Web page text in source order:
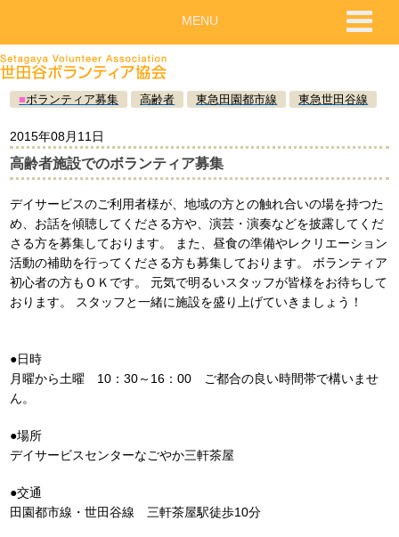
■ボランティア募集 高齢者 東急田園都市線 東急世田谷線
2015年08月11日
高齢者施設でのボランティア募集
デイサービスのご利用者様が、地域の方との触れ合いの場を持つた
め、お話を傾聴してくださる方や、演芸・演奏などを披露してくだ
さる方を募集しております。 また、昼食の準備やレクリエーション
活動の補助を行ってくださる方も募集しております。 ボランティア
初心者の方もＯＫです。 元気で明るいスタッフが皆様をお待ちして
おります。 スタッフと一緒に施設を盛り上げていきましょう！
●日時
月曜から土曜 10：30～16：00 ご都合の良い時間帯で構いませ
ん。
●場所
デイサービスセンターなごやか三軒茶屋
●交通
田園都市線・世田谷線 三軒茶屋駅徒歩10分
MENU